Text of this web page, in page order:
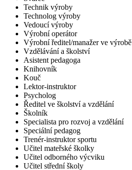
Technik výroby
Technolog výroby
Vedoucí výroby
Výrobní operátor
Výrobní ředitel/manažer ve výrobě
Vzdělávání a školství
Asistent pedagoga
Knihovník
Kouč
Lektor-instruktor
Psycholog
Ředitel ve školství a vzdělání
Školník
Specialista pro rozvoj a vzdělání
Speciální pedagog
Trenér-instruktor sportu
Učitel mateřské školky
Učitel odborného výcviku
Učitel střední školy